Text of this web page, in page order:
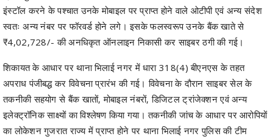
₹4,02,728/- की अनधिकृत ऑनलाइन निकासी कर साइबर ठगी की गई।
शिकायत के आधार पर थाना भिलाई नगर में धारा 318(4) बीएनएस के तहत
अपराध पंजीबद्ध कर विवेचना प्रारंभ की गई। विवेचना के दौरान साइबर सेल के
तकनीकी सहयोग से बैंक खातों, मोबाइल नंबरों, डिजिटल ट्रांजेक्शन एवं अन्य
इलेक्ट्रॉनिक साक्ष्यों का विश्लेषण किया गया। तकनीकी जांच के आधार पर आरोपियों
का लोकेशन गुजरात राज्य में प्राप्त होने पर थाना भिलाई नगर पुलिस की टीम
तत्काल गुजरात रवाना हुई। पतासाजी कर दोनों आरोपियों को विधिवत गिरफ्तार किया
गया। प्रकरण में एक से अधिक आरोपियों की संलिप्तता पाए जाने पर धारा 3(5)